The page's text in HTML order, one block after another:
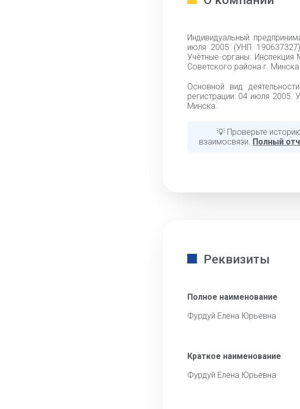
Индивидуальный
июля 2005 (УНП
Учётные органы:
Советского района г. Минска.
Основной вид
регистрации: 04 июля 2005.
Минска.
💡 Проверьте
взаимосвязи. Полный
Реквизиты
Полное наименование
Фурдуй Елена Юрьевна
Краткое наименование
Фурдуй Елена Юрьевна